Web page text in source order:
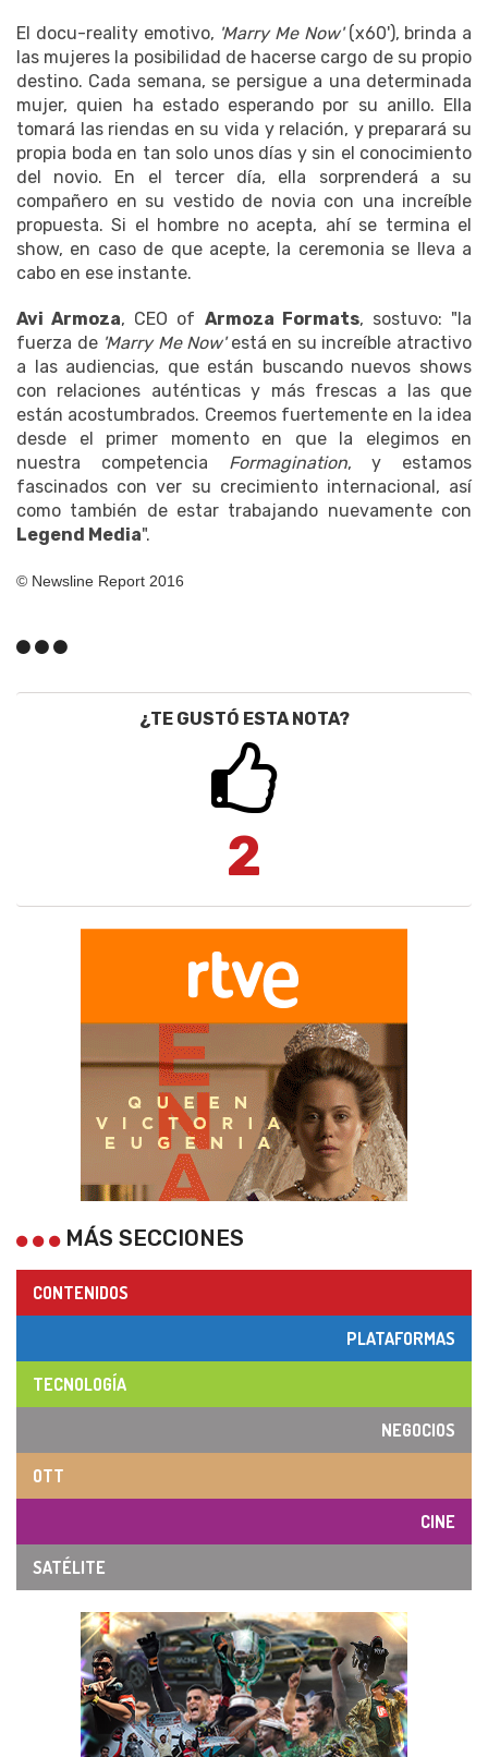
El docu-reality emotivo, 'Marry Me Now'(x60'), brinda a
las mujeres la posibilidad de hacerse cargo de su propio
destino. Cada semana, se persigue a una determinada
mujer, quien ha estado esperando por su anillo. Ella
tomará las riendas en su vida y relación, y preparará su
propia boda en tan solo unos días y sin el conocimiento
del novio. En el tercer día, ella sorprenderá a su
compañero en su vestido de novia con una increíble
propuesta. Si el hombre no acepta, ahí se termina el
show, en caso de que acepte, la ceremonia se lleva a
cabo en ese instante.
Avi Armoza, CEO of Armoza Formats, sostuvo: "la
fuerza de 'Marry Me Now'está en su increíble atractivo
a las audiencias, que están buscando nuevos shows
con relaciones auténticas y más frescas a las que
están acostumbrados. Creemos fuertemente en la idea
desde el primer momento en que la elegimos en
nuestra competencia Formagination, y estamos
fascinados con ver su crecimiento internacional, así
como también de estar trabajando nuevamente con
Legend Media".
© Newsline Report 2016
¿TE GUSTÓ ESTA NOTA?
2
MÁS SECCIONES
CONTENIDOS
PLATAFORMAS
TECNOLOGÍA
NEGOCIOS
OTT
CINE
SATÉLITE